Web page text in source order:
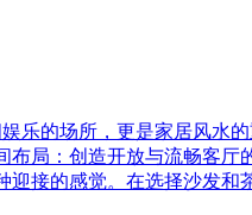
乐的场所，更是家居风水
局：创造开放与流畅客
接的感觉。在选择沙发和